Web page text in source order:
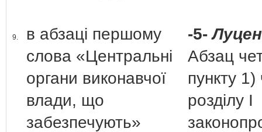
9.
в абзаці першому
слова «Центральні
органи виконавчої
влади, що
забезпечують»
-5-
Абзац
пункту
розділу І